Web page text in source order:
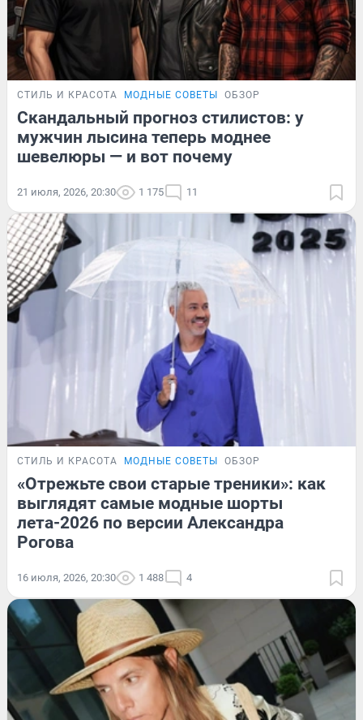
СТИЛЬ И КРАСОТА МОДНЫЕ СОВЕТЫ ОБЗОР
Скандальный прогноз стилистов: у
мужчин лысина теперь моднее
шевелюры — и вот почему
21 июля, 2026, 20:30 1 175 11
СТИЛЬ И КРАСОТА МОДНЫЕ СОВЕТЫ ОБЗОР
«Отрежьте свои старые треники»: как
выглядят самые модные шорты
лета-2026 по версии Александра
Рогова
16 июля, 2026, 20:30 1 488 4